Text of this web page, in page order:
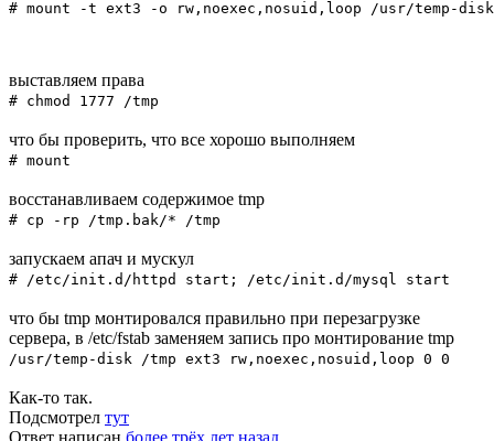
# mount -t ext3 -o rw,noexec,nosuid,loop /usr/temp-
выставляем права
# chmod 1777 /tmp
что бы проверить, что все хорошо выполняем
# mount
восстанавливаем содержимое tmp
# cp -rp /tmp.bak/* /tmp
запускаем апач и мускул
# /etc/init.d/httpd start; /etc/init.d/mysql start
что бы tmp монтировался правильно при перезагрузке
сервера, в /etc/fstab заменяем запись про монтирование tmp
/usr/temp-disk /tmp ext3 rw,noexec,nosuid,loop 0 0
Как-то так.
Подсмотрел тут